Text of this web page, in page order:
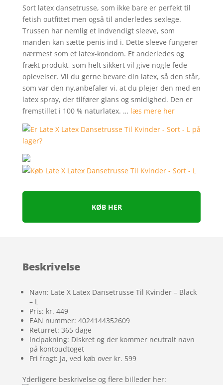
4.8ud af 5
baseret på
kundebedø
mmelser
Sort latex dansetrusse, som ikke bare er perfekt til
fetish outfittet men også til anderledes sexlege.
Trussen har nemlig et indvendigt sleeve, som
manden kan sætte penis ind i. Dette sleeve fungerer
nærmest som et latex-kondom. Et anderledes og
frækt produkt, som helt sikkert vil give nogle fede
oplevelser. Vil du gerne bevare din latex, så den står,
som var den ny,anbefaler vi, at du plejer den med en
latex spray, der tilfører glans og smidighed. Den er
fremstillet i 100 % naturlatex. … læs mere her
KØB HER
Beskrivelse
Navn: Late X Latex Dansetrusse Til Kvinder – Black
– L
Pris: kr. 449
EAN nummer: 4024144352609
Returret: 365 dage
Indpakning: Diskret og der kommer neutralt navn
på kontoudtoget
Fri fragt: Ja, ved køb over kr. 599
Yderligere beskrivelse og flere billeder her: